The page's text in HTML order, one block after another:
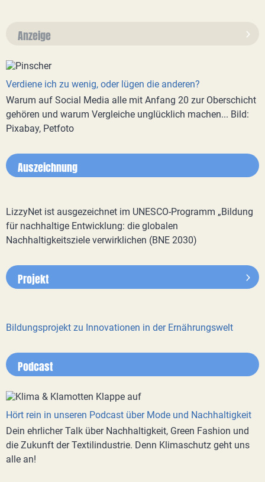
Anzeige
Verdiene ich zu wenig, oder lügen die anderen?
Warum auf Social Media alle mit Anfang 20 zur Oberschicht
gehören und warum Vergleiche unglücklich machen... Bild:
Pixabay, Petfoto
Auszeichnung
LizzyNet ist ausgezeichnet im UNESCO-Programm „Bildung
für nachhaltige Entwicklung: die globalen
Nachhaltigkeitsziele verwirklichen (BNE 2030)
Projekt
Bildungsprojekt zu Innovationen in der Ernährungswelt
Podcast
Hört rein in unseren Podcast über Mode und Nachhaltigkeit
Dein ehrlicher Talk über Nachhaltigkeit, Green Fashion und
die Zukunft der Textilindustrie. Denn Klimaschutz geht uns
alle an!